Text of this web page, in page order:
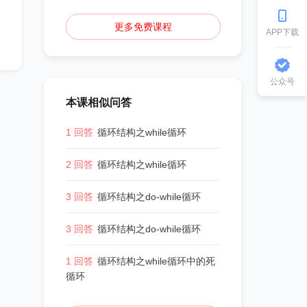
更多免费课程
本课相似问答
1 回答 循环结构之while循环
2 回答 循环结构之while循环
3 回答 循环结构之do-while循环
3 回答 循环结构之do-while循环
1 回答 循环结构之while循环中的死
循环
APP下载
公众号